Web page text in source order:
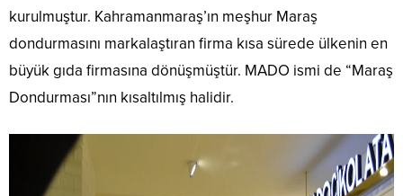
kurulmuştur. Kahramanmaraş’ın meşhur Maraş
dondurmasını markalaştıran firma kısa sürede ülkenin en
büyük gıda firmasına dönüşmüştür. MADO ismi de “Maraş
Dondurması”nın kısaltılmış halidir.